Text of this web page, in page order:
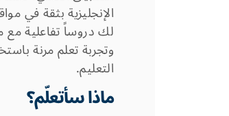
الإنجليزية بثقة في
لك دروساً تفاعلية
وتجربة تعلم مرنة
التعليم.
ماذا سأتعلّم؟